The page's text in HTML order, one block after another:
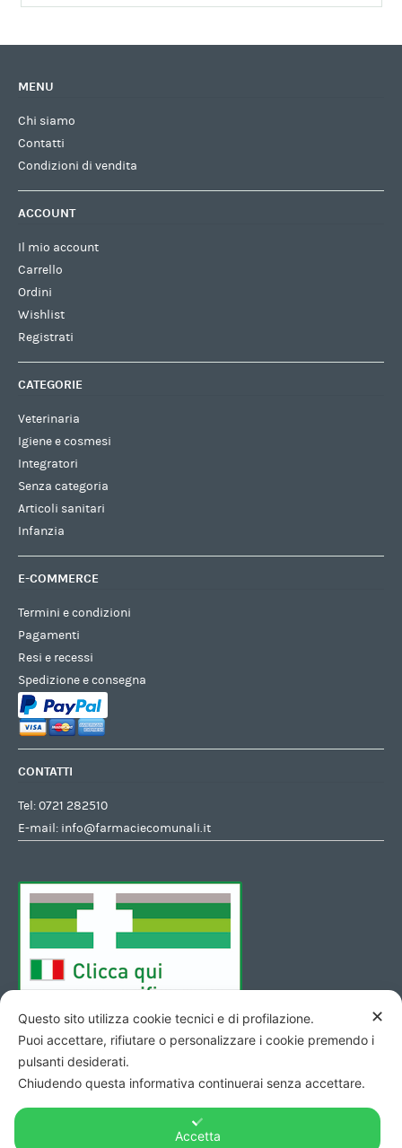
MENU
Chi siamo
Contatti
Condizioni di vendita
ACCOUNT
Il mio account
Carrello
Ordini
Wishlist
Registrati
CATEGORIE
Veterinaria
Igiene e cosmesi
Integratori
Senza categoria
Articoli sanitari
Infanzia
E-COMMERCE
Termini e condizioni
Pagamenti
Resi e recessi
Spedizione e consegna
CONTATTI
Tel:0721 282510
E-mail: info@farmaciecomunali.it
✕
Questo sito utilizza cookie tecnici e di profilazione.
Puoi accettare, rifiutare o personalizzare i cookie premendo i
pulsanti desiderati.
Chiudendo questa informativa continuerai senza accettare.
Accetta